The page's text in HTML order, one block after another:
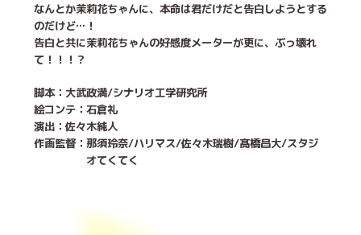
なんとか茉莉花ちゃんに、本命は君だけだと告白しようとする
のだけど…！
告白と共に茉莉花ちゃんの好感度メーターが更に、ぶっ壊れ
て！！！？
脚本： 大武政満/シナリオ工学研究所
絵コンテ： 石倉礼
演出：佐々木純人
作画監督： 那須玲奈/ハリマス/佐々木瑞樹/髙橋昌大/スタジ
オてくてく